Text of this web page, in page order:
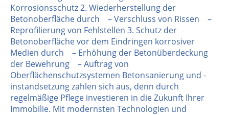
Korrosionsschutz 2. Wiederherstellung der
Betonoberfläche durch – Verschluss von Rissen –
Reprofilierung von Fehlstellen 3. Schutz der
Betonoberfläche vor dem Eindringen korrosiver
Medien durch – Erhöhung der Betonüberdeckung
der Bewehrung – Auftrag von
Oberflächenschutzsystemen Betonsanierung und -
instandsetzung zahlen sich aus, denn durch
regelmäßige Pflege investieren in die Zukunft Ihrer
Immobilie. Mit modernsten Technologien und